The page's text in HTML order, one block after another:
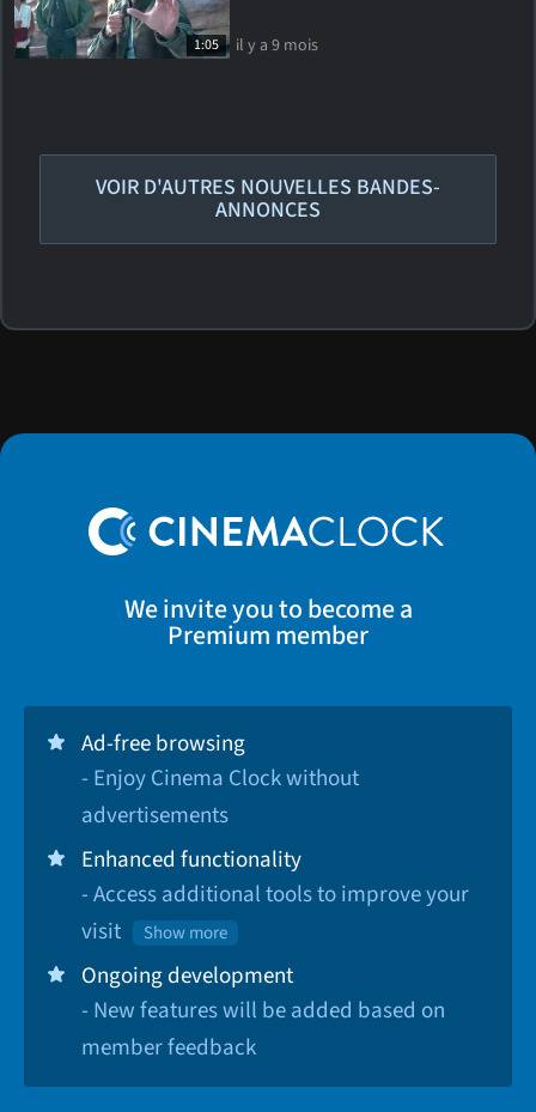
1:05 il y a 9 mois
VOIR D'AUTRES NOUVELLES BANDES-
ANNONCES
We invite you to become a
Premium member
Ad-free browsing
- Enjoy Cinema Clock without
advertisements
Enhanced functionality
- Access additional tools to improve your
visit
Show more
Ongoing development
- New features will be added based on
member feedback